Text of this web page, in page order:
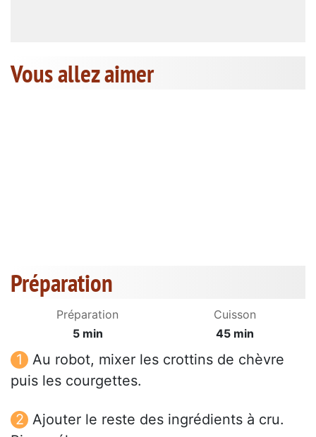
Vous allez aimer
Préparation
Préparation
5 min
Cuisson
45 min
Au robot, mixer les crottins de chèvre
puis les courgettes.
Ajouter le reste des ingrédients à cru.